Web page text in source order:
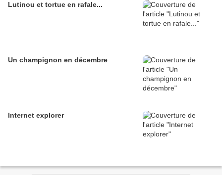
Lutinou et tortue en rafale...
Un champignon en décembre
Internet explorer